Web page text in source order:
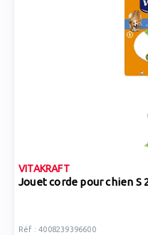
VITAKRAFT
Jouet corde pour chien S
Réf : 4008239396600